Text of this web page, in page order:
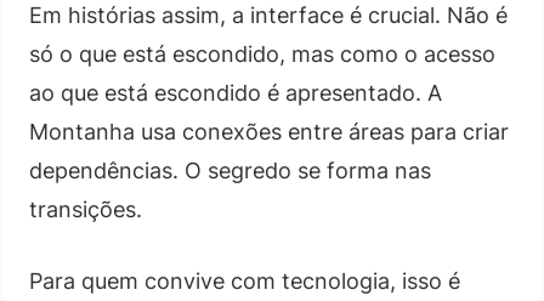
Em histórias assim, a interface é crucial. Não é
só o que está escondido, mas como o acesso
ao que está escondido é apresentado. A
Montanha usa conexões entre áreas para criar
dependências. O segredo se forma nas
transições.
Para quem convive com tecnologia, isso é